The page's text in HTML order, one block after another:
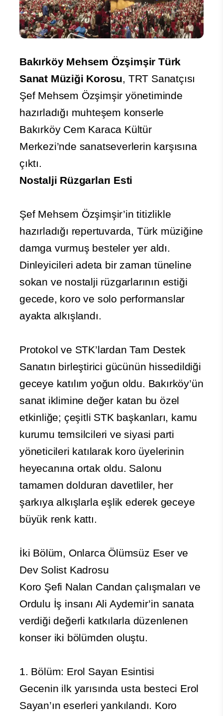
Bakırköy Mehsem Özşimşir Türk
Sanat Müziği Korosu, TRT Sanatçısı
Şef Mehsem Özşimşir yönetiminde
hazırladığı muhteşem konserle
Bakırköy Cem Karaca Kültür
Merkezi’nde sanatseverlerin karşısına
çıktı.
Nostalji Rüzgarları Esti
Şef Mehsem Özşimşir’in titizlikle
hazırladığı repertuvarda, Türk müziğine
damga vurmuş besteler yer aldı.
Dinleyicileri adeta bir zaman tüneline
sokan ve nostalji rüzgarlarının estiği
gecede, koro ve solo performanslar
ayakta alkışlandı.
Protokol ve STK’lardan Tam Destek
Sanatın birleştirici gücünün hissedildiği
geceye katılım yoğun oldu. Bakırköy’ün
sanat iklimine değer katan bu özel
etkinliğe; çeşitli STK başkanları, kamu
kurumu temsilcileri ve siyasi parti
yöneticileri katılarak koro üyelerinin
heyecanına ortak oldu. Salonu
tamamen dolduran davetliler, her
şarkıya alkışlarla eşlik ederek geceye
büyük renk kattı.
İki Bölüm, Onlarca Ölümsüz Eser ve
Dev Solist Kadrosu
Koro Şefi Nalan Candan çalışmaları ve
Ordulu İş insanı Ali Aydemir’in sanata
verdiği değerli katkılarla düzenlenen
konser iki bölümden oluştu.
1. Bölüm: Erol Sayan Esintisi
Gecenin ilk yarısında usta besteci Erol
Sayan’ın eserleri yankılandı. Koro